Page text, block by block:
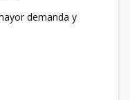
demanda y